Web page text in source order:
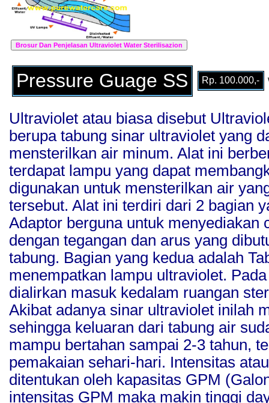
Pressure Guage SS Rp. 100.000,-
Ultraviolet atau biasa disebut
berupa tabung sinar ultraviolet yang
mensterilkan air minum. Alat ini
terdapat lampu yang dapat
digunakan untuk mensterilkan air
tersebut. Alat ini terdiri dari 2 bagian
Adaptor berguna untuk menyediakan
dengan tegangan dan arus yang
tabung. Bagian yang kedua adalah
menempatkan lampu ultraviolet.
dialirkan masuk kedalam ruangan
Akibat adanya sinar ultraviolet inilah
sehingga keluaran dari tabung air
mampu bertahan sampai 2-3 tahun,
pemakaian sehari-hari. Intensitas
ditentukan oleh kapasitas GPM
intensitas GPM maka makin tinggi